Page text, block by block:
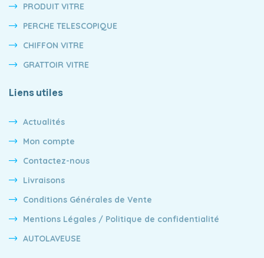
PRODUIT VITRE
PERCHE TELESCOPIQUE
CHIFFON VITRE
GRATTOIR VITRE
Liens utiles
Actualités
Mon compte
Contactez-nous
Livraisons
Conditions Générales de Vente
Mentions Légales / Politique de confidentialité
AUTOLAVEUSE